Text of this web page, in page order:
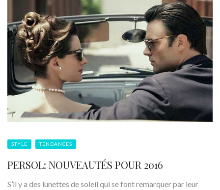
STYLE TENDANCES
PERSOL: NOUVEAUTÉS POUR 2016
S’il y a des lunettes de soleil qui se font remarquer par leur